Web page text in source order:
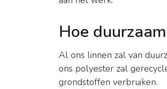
Hoe
Al ons linnen zal van
ons polyester zal
grondstoffen verbruiken.